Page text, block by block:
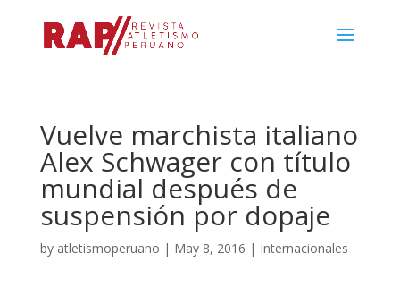
Vuelve marchista italiano
Alex Schwager con título
mundial después de
suspensión por dopaje
by atletismoperuano | May 8, 2016 | Internacionales